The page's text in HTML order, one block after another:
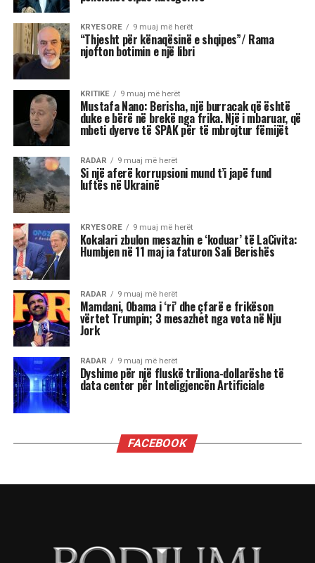
Klan, astrologia Meri Shehu bëri parashikimin
për 12 shenjat e horoskopit, duke e quajtur këtë
periudhë një “pikë kthese” në shumë aspekte të
jetës. Me Diellin që ka hyrë në shenjën e
Peshores dhe Marsin që po futet në Akrep,
universi na fton të kërkojmë ekuilibër, të
rigjejmë veten dhe të marrim vendime që do të
na ndikojnë për muaj me radhë.
“Është ekuinoksi i vjeshtës, dita barazohet me
natën dhe na fton në reflektim”, tha Shehu, duke
nënvizuar se kjo javë do të shënohet nga
tensione, lëvizje të papritura, dinamizëm në
marrëdhënie dhe sfida ekonomike. Për disa
shenja, kjo është një javë premtuese që hap dyer
të reja, për të tjera, një moment i ndjeshëm ku
fati kërkon maturi dhe vetëpërmbajtje
Çdo shenjë do ta ndjejë këtë energji ndryshe nga
përplasjet emocionale të Dashit dhe pasiguritë e
Shigjetarit, te balancimi personal i Peshores dhe
fuqia komunikuese e Ujorit. Por një gjë është e
sigurt: qielli është në lëvizje dhe kush është i
gatshëm të dëgjojë mesazhet e tij, mund të dalë
futur tashmë në Peshore. Dhe duke u futur Dielli